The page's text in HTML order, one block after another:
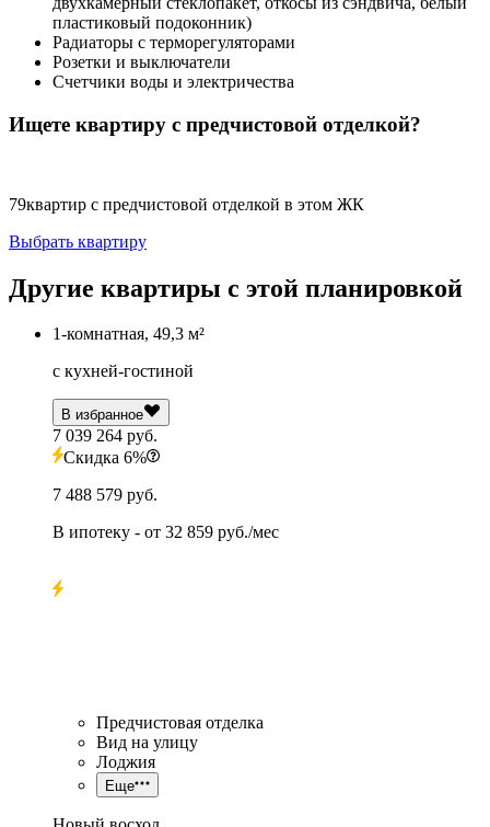
пластиковый подоконник)
Радиаторы с терморегуляторами
Розетки и выключатели
Счетчики воды и электричества
Ищете квартиру с предчистовой отделкой?
79квартир с предчистовой отделкой в этом ЖК
Выбрать квартиру
Другие квартиры с этой планировкой
1-комнатная, 49,3 м²
с кухней-гостиной
В избранное
7 039 264 руб.
Скидка 6%
7 488 579 руб.
В ипотеку - от 32 859 руб./мес
Предчистовая отделка
Вид на улицу
Лоджия
Еще